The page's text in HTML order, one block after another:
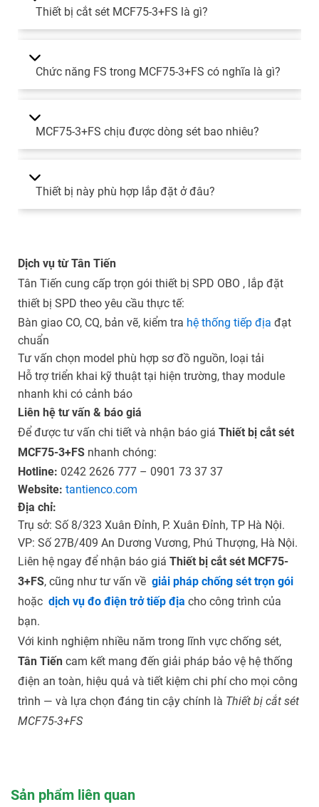
Thiết bị cắt sét MCF75-3+FS là gì?
Chức năng FS trong MCF75-3+FS có nghĩa là gì?
MCF75-3+FS chịu được dòng sét bao nhiêu?
Thiết bị này phù hợp lắp đặt ở đâu?
Dịch vụ từ Tân Tiến
Tân Tiến cung cấp trọn gói thiết bị SPD OBO , lắp đặt
thiết bị SPD theo yêu cầu thực tế:
Bàn giao CO, CQ, bản vẽ, kiểm tra hệ thống tiếp địa đạt
chuẩn
Tư vấn chọn model phù hợp sơ đồ nguồn, loại tải
Hỗ trợ triển khai kỹ thuật tại hiện trường, thay module
nhanh khi có cảnh báo
Liên hệ tư vấn & báo giá
Để được tư vấn chi tiết và nhận báo giá Thiết bị cắt sét
MCF75-3+FSnhanh chóng:
Hotline: 0242 2626 777 – 0901 73 37 37
Website: tantienco.com
Địa chỉ:
Trụ sở: Số 8/323 Xuân Đỉnh, P. Xuân Đỉnh, TP Hà Nội.
VP: Số 27B/409 An Dương Vương, Phú Thượng, Hà Nội.
Liên hệ ngay để nhận báo giá Thiết bị cắt sét MCF75-
3+FS, cũng như tư vấn về giải pháp chống sét trọn gói
hoặc dịch vụ đo điện trở tiếp địa cho công trình của
bạn.
Với kinh nghiệm nhiều năm trong lĩnh vực chống sét,
Tân Tiến cam kết mang đến giải pháp bảo vệ hệ thống
điện an toàn, hiệu quả và tiết kiệm chi phí cho mọi công
trình — và lựa chọn đáng tin cậy chính là Thiết bị cắt sét
MCF75-3+FS
Sản phẩm liên quan